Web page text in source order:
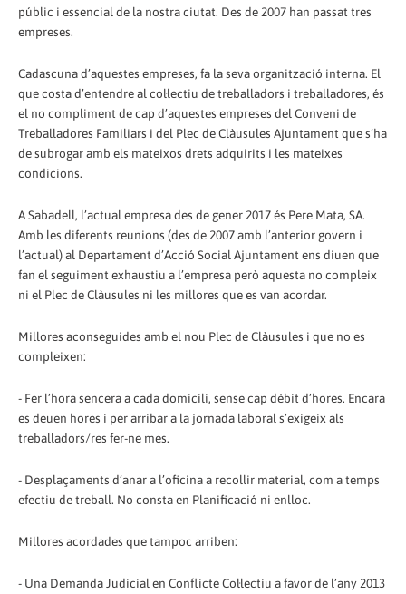
públic i essencial de la nostra ciutat. Des de 2007 han passat tres
empreses.
Cadascuna d’aquestes empreses, fa la seva organització interna. El
que costa d’entendre al col·lectiu de treballadors i treballadores, és
el no compliment de cap d’aquestes empreses del Conveni de
Treballadores Familiars i del Plec de Clàusules Ajuntament que s’ha
de subrogar amb els mateixos drets adquirits i les mateixes
condicions.
A Sabadell, l’actual empresa des de gener 2017 és Pere Mata, SA.
Amb les diferents reunions (des de 2007 amb l’anterior govern i
l’actual) al Departament d’Acció Social Ajuntament ens diuen que
fan el seguiment exhaustiu a l’empresa però aquesta no compleix
ni el Plec de Clàusules ni les millores que es van acordar.
Millores aconseguides amb el nou Plec de Clàusules i que no es
compleixen:
- Fer l’hora sencera a cada domicili, sense cap dèbit d’hores. Encara
es deuen hores i per arribar a la jornada laboral s’exigeix als
treballadors/res fer-ne mes.
- Desplaçaments d’anar a l’oficina a recollir material, com a temps
efectiu de treball. No consta en Planificació ni enlloc.
Millores acordades que tampoc arriben:
- Una Demanda Judicial en Conflicte Col·lectiu a favor de l’any 2013